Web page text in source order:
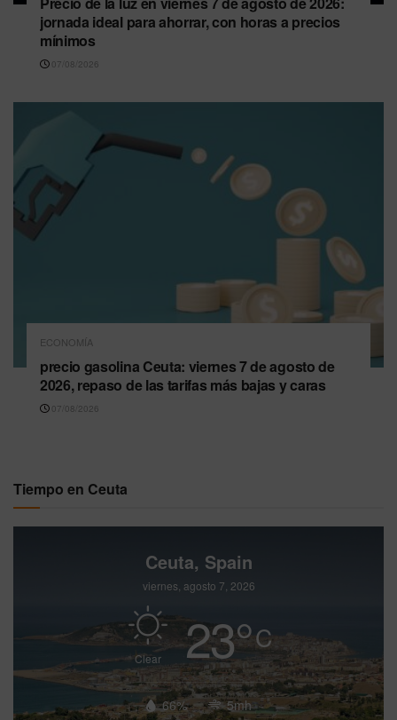
jornada ideal para ahorrar, con horas a precios
mínimos
07/08/2026
ECONOMÍA
precio gasolina Ceuta: viernes 7 de agosto de
2026, repaso de las tarifas más bajas y caras
07/08/2026
Tiempo en Ceuta
Ceuta, Spain
viernes, agosto 7, 2026
Clear 23°C
66% 5mh